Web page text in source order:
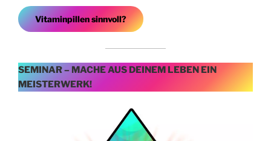
Vitaminpillen sinnvoll?
SEMINAR – MACHE AUS DEINEM LEBEN EIN
MEISTERWERK!